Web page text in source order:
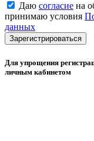
Даю согласие на
принимаю условия
данных
Зарегистрироваться
Для упрощения
личным кабинетом